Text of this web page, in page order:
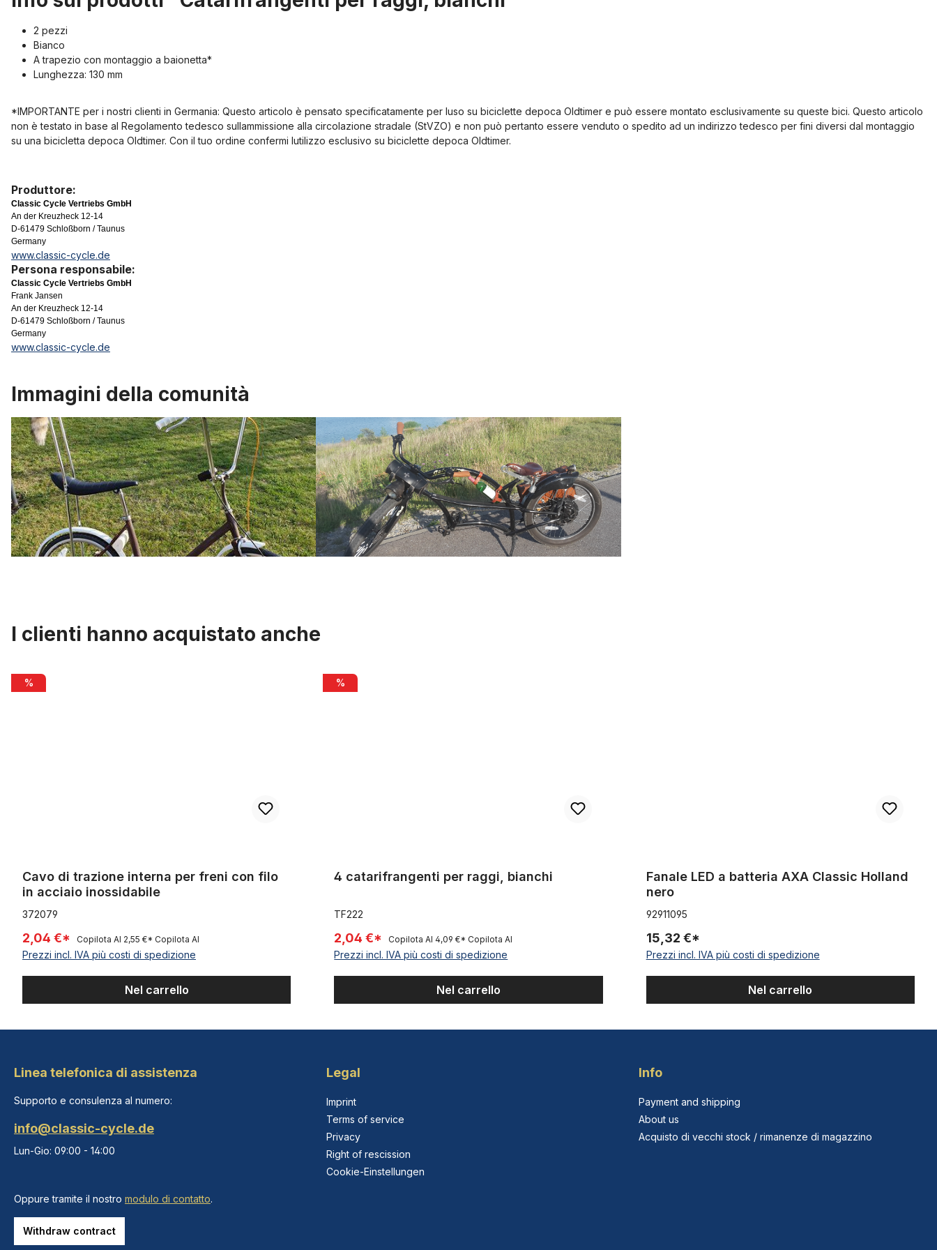
2 pezzi
Bianco
A trapezio con montaggio a baionetta*
Lunghezza: 130 mm
*IMPORTANTE per i nostri clienti in Germania: Questo articolo è pensato specificatamente per luso su biciclette depoca Oldtimer e può essere montato esclusivamente su queste bici. Questo articolo
non è testato in base al Regolamento tedesco sullammissione alla circolazione stradale (StVZO) e non può pertanto essere venduto o spedito ad un indirizzo tedesco per fini diversi dal montaggio
su una bicicletta depoca Oldtimer. Con il tuo ordine confermi lutilizzo esclusivo su biciclette depoca Oldtimer.
Produttore:
Classic Cycle Vertriebs GmbH
An der Kreuzheck 12-14
D-61479 Schloßborn / Taunus
Germany
www.classic-cycle.de
Persona responsabile:
Classic Cycle Vertriebs GmbH
Frank Jansen
An der Kreuzheck 12-14
D-61479 Schloßborn / Taunus
Germany
www.classic-cycle.de
Immagini della comunità
I clienti hanno acquistato anche
Cavo di trazione interna per freni con filo in acciaio inossidabile
%
Cavo di trazione interna per freni con filo
in acciaio inossidabile
372079
2,04 €* Copilota AI 2,55 €* Copilota AI
Prezzi incl. IVA più costi di spedizione
Nel carrello
4 catarifrangenti per raggi, bianchi
%
4 catarifrangenti per raggi, bianchi
TF222
2,04 €* Copilota AI4,09 €* Copilota AI
Prezzi incl. IVA più costi di spedizione
Nel carrello
Fanale LED a batteria AXA Classic Holland
nero
92911095
15,32 €*
Prezzi incl. IVA più costi di spedizione
Nel carrello
Linea telefonica di assistenza
Supporto e consulenza al numero:
info@classic-cycle.de
Lun-Gio: 09:00 - 14:00
Oppure tramite il nostro modulo di contatto.
Withdraw contract
Legal
Imprint
Terms of service
Privacy
Right of rescission
Cookie-Einstellungen
Info
Payment and shipping
About us
Acquisto di vecchi stock / rimanenze di magazzino